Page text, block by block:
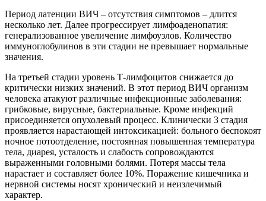
Период латенции ВИЧ – отсутствия симптомов – длится
несколько лет. Далее прогрессирует лимфоаденопатия:
генерализованное увеличение лимфоузлов. Количество
иммуноглобулинов в эти стадии не превышает нормальные
значения.
На третьей стадии уровень Т-лимфоцитов снижается до
критически низких значений. В этот период ВИЧ организм
человека атакуют различные инфекционные заболевания:
грибковые, вирусные, бактериальные. Кроме инфекций
присоединяется опухолевый процесс. Клинически 3 стадия
проявляется нарастающей интоксикацией: больного беспокоят
ночное потоотделение, постоянная повышенная температура
тела, диарея, усталость и слабость сопровождаются
выраженными головными болями. Потеря массы тела
нарастает и составляет более 10%. Поражение кишечника и
нервной системы носят хронический и неизлечимый
характер.